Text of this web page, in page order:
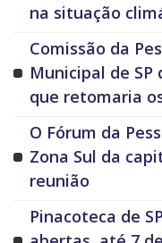
na situação
Comissão da
Municipal de
que retomaria
O Fórum da
Zona Sul da
reunião
Pinacoteca de